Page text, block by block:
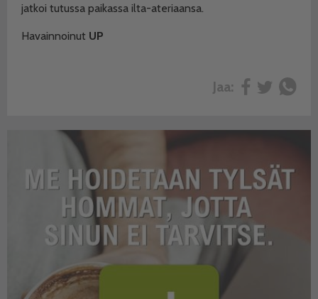
jatkoi tutussa paikassa ilta-ateriaansa.
Havainnoinut UP
Jaa: